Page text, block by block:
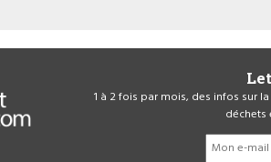
1 à 2 fois par mois, des infos sur
déchets